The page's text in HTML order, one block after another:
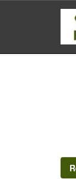
navigation